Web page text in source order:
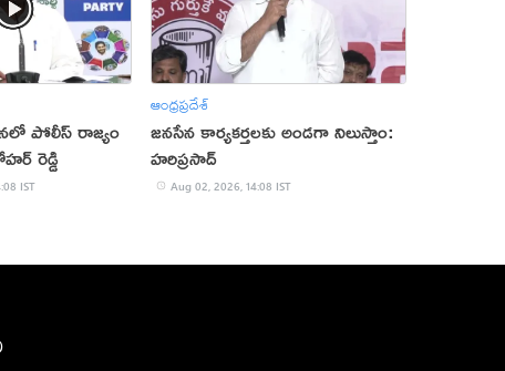
పోలీస్ రాజ్యం
రెడ్డి
IST
ఆంధ్రప్రదేశ్
జనసేన కార్యకర్తలకు అండగా నిలుస్తాం:
హరిప్రసాద్
Aug 02, 2026, 14:08 IST